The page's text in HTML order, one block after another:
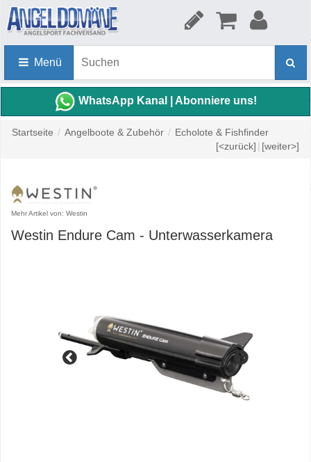
Menü
WhatsApp Kanal | Abonniere uns!
Startseite / Angelboote & Zubehör / Echolote & Fishfinder
[<zurück] | [weiter>]
Mehr Artikel von: Westin
Westin Endure Cam - Unterwasserkamera